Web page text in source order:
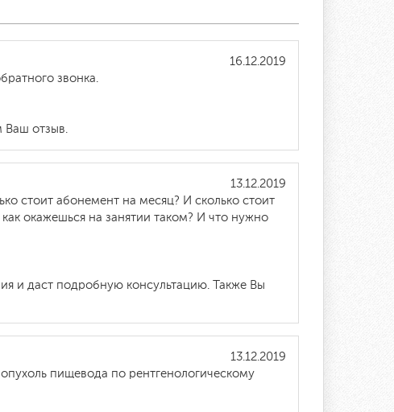
16.12.2019
звонка.
Ваш отзыв.
13.12.2019
стоит абонемент на месяц? И сколько стоит
окажешься на занятии таком? И что нужно
и даст подробную консультацию. Также Вы
13.12.2019
пищевода по рентгенологическому